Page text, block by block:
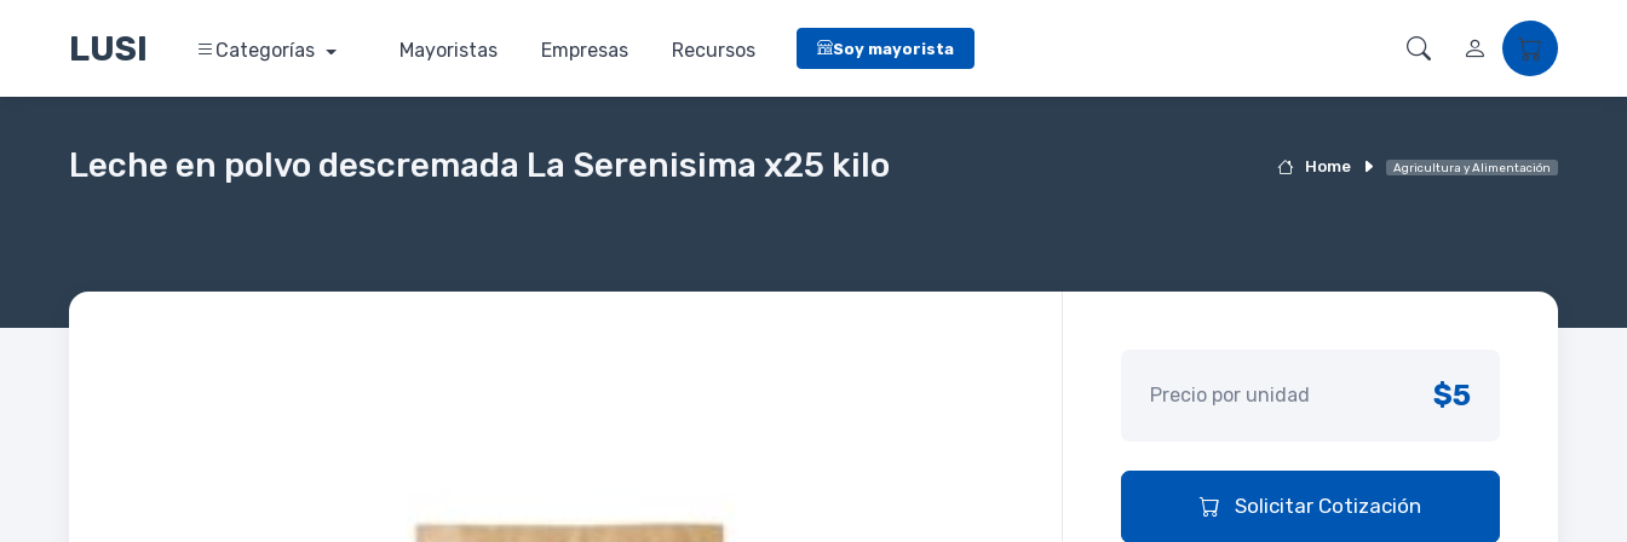
LUSI Categorías Mayoristas Empresas Recursos Soy mayorista
Home Agricultura y Alimentación
Leche en polvo descremada La Serenisima x25 kilo
Precio por unidad $5
Solicitar Cotización